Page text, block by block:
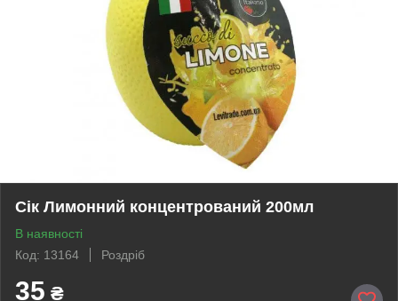
Сік Лимонний концентрований 200мл
В наявності
Код: 13164
Роздріб
35 ₴